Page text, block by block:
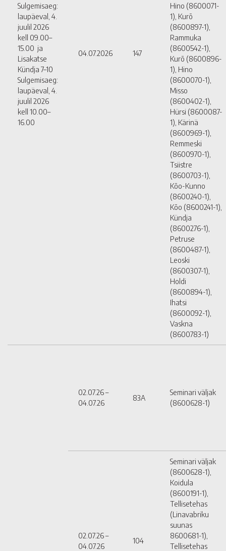
Sulgemisaeg:
laupäeval, 4.
juulil 2026
kell 09.00–
15.00 ja
Lisakatse
Kündja 7–10
Sulgemisaeg:
laupäeval, 4.
juulil 2026
kell 10.00–
16.00
04.07.2026 147
Hino (8600071-
1), Kurõ
(8600897-1),
Rammuka
(8600542-1),
Kurõ (8600896-
1), Hino
(8600070-1),
Misso
(8600402-1),
Hürsi (8600087-
1), Kärinä
(8600969-1),
Remmeski
(8600970-1),
Tsiistre
(8600703-1),
Kõo-Kunno
(8600240-1),
Kõo (8600241-1),
Kündja
(8600276-1),
Petruse
(8600487-1),
Leoski
(8600307-1),
Holdi
(8600894-1),
Ihatsi
(8600092-1),
Vaskna
(8600783-1)
02.07.26 –
04.07.26
83A
Seminari väljak
(8600628-1)
02.07.26 –
04.07.26
104
Seminari väljak
(8600628-1),
Koidula
(8600191-1),
Tellisetehas
(Linavabriku
suunas
8600681-1),
Tellisetehas